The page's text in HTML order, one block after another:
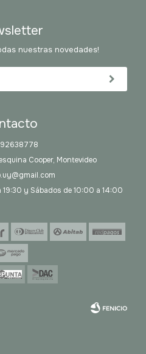
Cooper, Montevideo
19:30 y Sábados de 10:00 a 14:00
nuestras novedades!